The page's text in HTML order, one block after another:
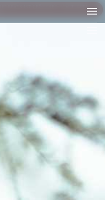
IST GEÖFFNET. LIMITIERTE